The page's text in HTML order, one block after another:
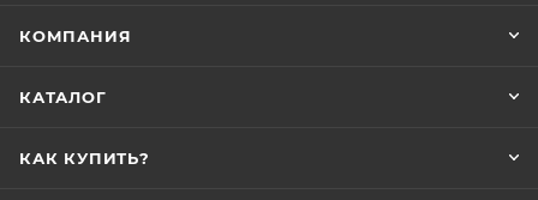
КОМПАНИЯ
КАТАЛОГ
КАК КУПИТЬ?